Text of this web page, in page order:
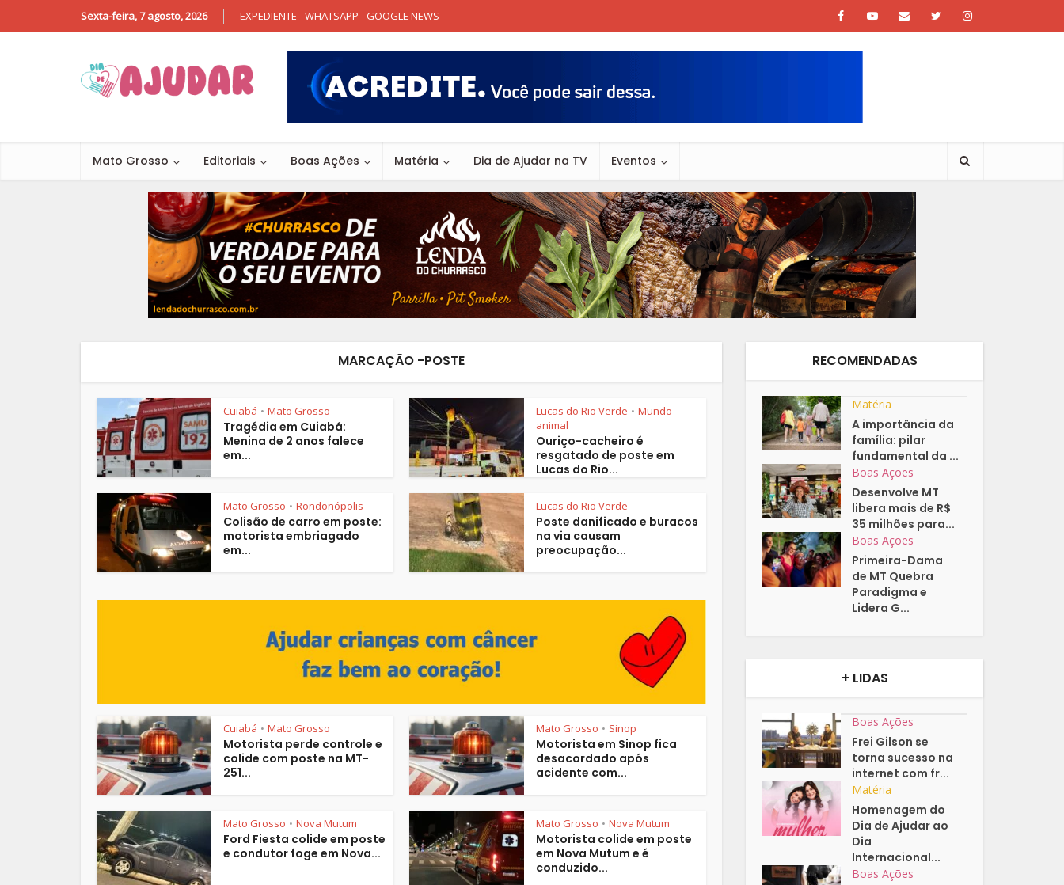
Sexta-feira, 7 agosto, 2026 EXPEDIENTE WHATSAPP GOOGLE NEWS
Mato Grosso Editoriais Boas Ações Matéria Dia de Ajudar na TV Eventos
MARCAÇÃO -POSTE
Cuiabá • Mato Grosso
Tragédia em Cuiabá:
Menina de 2 anos falece
em...
Lucas do Rio Verde • Mundo
animal
Ouriço-cacheiro é
resgatado de poste em
Lucas do Rio...
Mato Grosso • Rondonópolis
Colisão de carro em poste:
motorista embriagado
em...
Lucas do Rio Verde
Poste danificado e buracos
na via causam
preocupação...
Cuiabá • Mato Grosso
Motorista perde controle e
colide com poste na MT-
251...
Mato Grosso • Sinop
Motorista em Sinop fica
desacordado após
acidente com...
Mato Grosso • Nova Mutum
Ford Fiesta colide em poste
e condutor foge em Nova...
Mato Grosso • Nova Mutum
Motorista colide em poste
em Nova Mutum e é
conduzido...
RECOMENDADAS
Matéria
A importância da
família: pilar
fundamental da ...
Boas Ações
Desenvolve MT
libera mais de R$
35 milhões para...
Boas Ações
Primeira-Dama
de MT Quebra
Paradigma e
Lidera G...
+ LIDAS
Boas Ações
Frei Gilson se
torna sucesso na
internet com fr...
Matéria
Homenagem do
Dia de Ajudar ao
Dia
Internacional...
Boas Ações